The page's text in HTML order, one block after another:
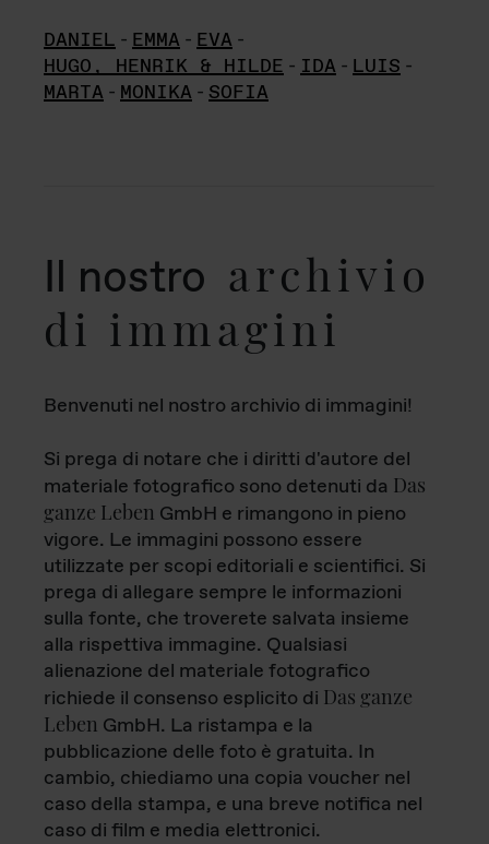
DANIEL - EMMA - EVA -
HUGO, HENRIK & HILDE - IDA - LUIS -
MARTA - MONIKA - SOFIA
Il nostro archivio
di immagini
Benvenuti nel nostro archivio di immagini!
Si prega di notare che i diritti d'autore del
materiale fotografico sono detenuti da Das
ganze Leben GmbH e rimangono in pieno
vigore. Le immagini possono essere
utilizzate per scopi editoriali e scientifici. Si
prega di allegare sempre le informazioni
sulla fonte, che troverete salvata insieme
alla rispettiva immagine. Qualsiasi
alienazione del materiale fotografico
richiede il consenso esplicito di Das ganze
Leben GmbH. La ristampa e la
pubblicazione delle foto è gratuita. In
cambio, chiediamo una copia voucher nel
caso della stampa, e una breve notifica nel
caso di film e media elettronici.